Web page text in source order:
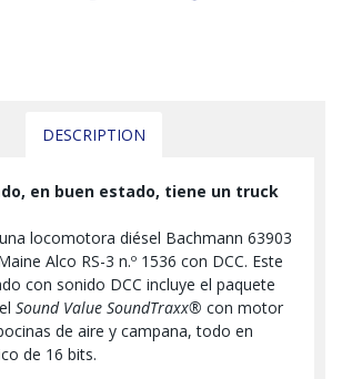
DESCRIPTION
en buen estado, tiene un truck
locomotora diésel Bachmann 63903
Alco RS-3 n.º 1536 con DCC. Este
con sonido DCC incluye el paquete
Sound Value SoundTraxx® con motor
de aire y campana, todo en
de 16 bits.